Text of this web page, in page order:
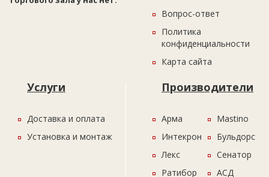
Вопрос-ответ
Политика
конфиденциальности
Карта сайта
Услуги
Доставка и оплата
Установка и монтаж
Производители
Арма
Интекрон
Лекс
Ратибор
Mastino
Бульдорс
Сенатор
АСД